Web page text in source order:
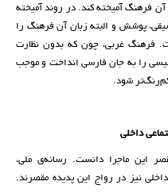
آن فرهنگ آمیخته کند. در روند آمیخته
پوشش و البته زبان آن فرهنگ را
فرهنگ غربی، چون که بدون نظارت
را به جان فارسی انداخت و موجب
شود.
داخلی
این ماجرا دانست. رسانه‌ی ملی،
نیز در رواج این پدیده مقصرند.